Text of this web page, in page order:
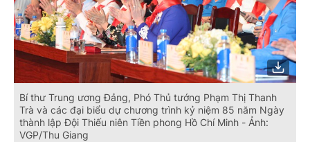
Bí thư Trung ương Đảng, Phó Thủ tướng Phạm Thị Thanh
Trà và các đại biểu dự chương trình kỷ niệm 85 năm Ngày
thành lập Đội Thiếu niên Tiền phong Hồ Chí Minh - Ảnh:
VGP/Thu Giang